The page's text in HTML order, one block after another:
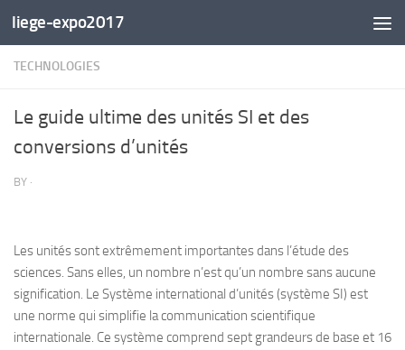
Skip to content
liege-expo2017
TECHNOLOGIES
Le guide ultime des unités SI et des
conversions d’unités
BY ·
Les unités sont extrêmement importantes dans l’étude des
sciences. Sans elles, un nombre n’est qu’un nombre sans aucune
signification. Le Système international d’unités (système SI) est
une norme qui simplifie la communication scientifique
internationale. Ce système comprend sept grandeurs de base et 16